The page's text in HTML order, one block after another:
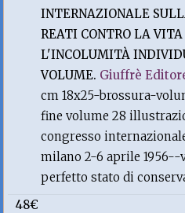
INTERNAZIONALE
REATI CONTRO LA
L'INCOLUMITÀ
VOLUME. Giuffrè
cm 18x25-brossura-
fine volume 28
congresso
milano 2-6 aprile
perfetto stato di
48€